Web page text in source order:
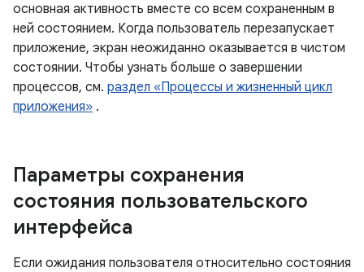
основная активность вместе со всем сохраненным в
ней состоянием. Когда пользователь перезапускает
приложение, экран неожиданно оказывается в чистом
состоянии. Чтобы узнать больше о завершении
процессов, см. раздел «Процессы и жизненный цикл
приложения» .
Параметры сохранения
состояния пользовательского
интерфейса
Если ожидания пользователя относительно состояния